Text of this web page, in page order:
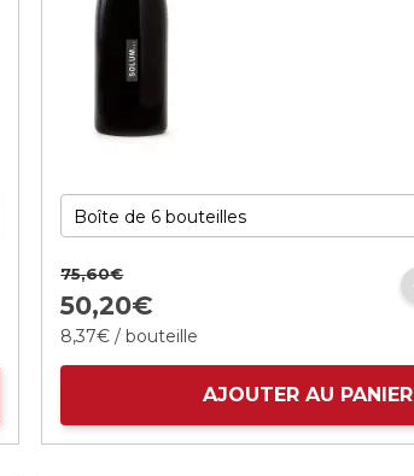
75,60€
50,20€
8,37€ / bouteille
AJOUTER AU PANIER